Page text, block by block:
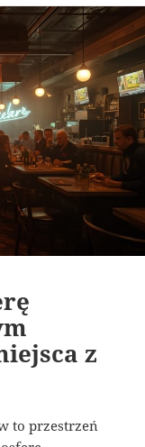
z
to przestrzeń